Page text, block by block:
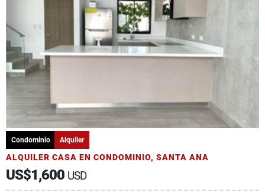
Condominio Alquiler
ALQUILER CASA EN CONDOMINIO, SANTA ANA
US$1,600 USD